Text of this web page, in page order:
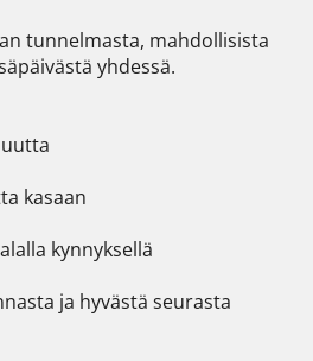
tunnelmasta, mahdollisista
yhdessä.
kasaan
kynnyksellä
ja hyvästä seurasta